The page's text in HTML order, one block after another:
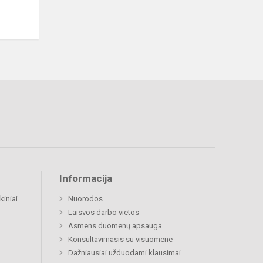
Informacija
Nuorodos
Laisvos darbo vietos
Asmens duomenų apsauga
Konsultavimasis su visuomene
Dažniausiai užduodami klausimai